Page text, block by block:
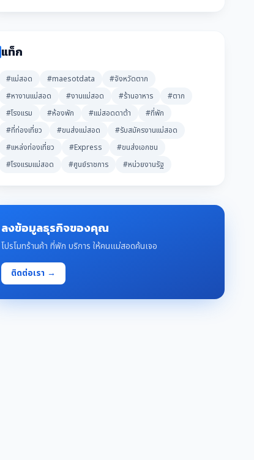
แท็ก
#แม่สอด #maesotdata
#จังหวัดตาก
#หางานแม่สอด
#งานแม่สอด #ร้านอาหาร
#ตาก
#โรงแรม
#ห้องพัก #แม่สอดดาต้า
#ที่พัก
#ที่ท่องเที่ยว
#ขนส่งแม่สอด
#รับสมัครงานแม่สอด
#แหล่งท่องเที่ยว
#Express
#ขนส่งเอกชน
#โรงแรมแม่สอด
#ศูนย์ราชการ #หน่วยงานรัฐ
ลงข้อมูลธุรกิจของคุณ
โปรโมทร้านค้า ที่พัก บริการ ให้คนแม่สอดค้นเจอ
ติดต่อเรา →